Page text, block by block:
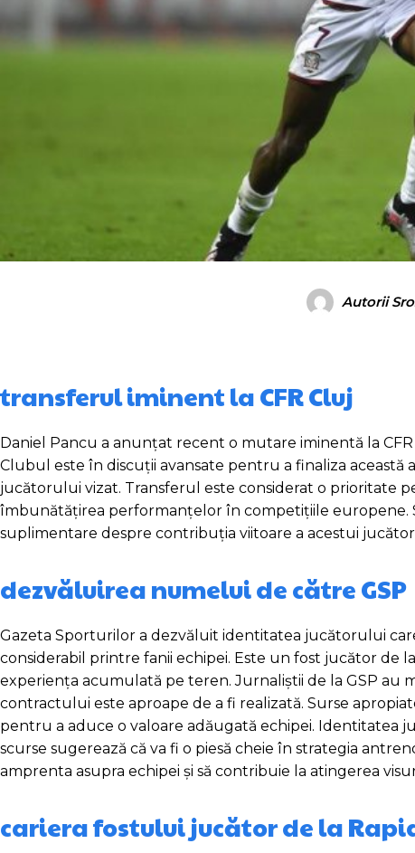
Autorii
transferul iminent la CFR Cluj
Daniel Pancu a anunțat recent o mutare iminentă la
Clubul este în discuții avansate pentru a finaliza
jucătorului vizat. Transferul este considerat o prioritate
îmbunătățirea performanțelor în competițiile europene.
suplimentare despre contribuția viitoare a acestui
dezvăluirea numelui de către GSP
Gazeta Sporturilor a dezvăluit identitatea jucătorului
considerabil printre fanii echipei. Este un fost jucător de
experiența acumulată pe teren. Jurnaliștii de la GSP au
contractului este aproape de a fi realizată. Surse
pentru a aduce o valoare adăugată echipei. Identitatea
scurse sugerează că va fi o piesă cheie în strategia
amprenta asupra echipei și să contribuie la atingerea
cariera fostului jucător de la